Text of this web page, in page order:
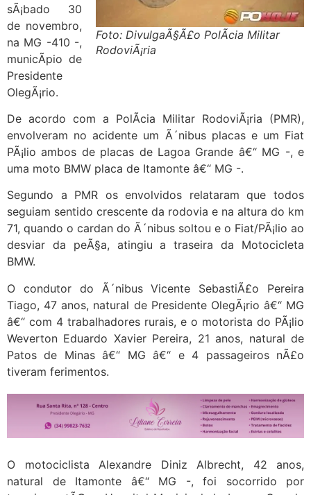
Foto: DivulgaÃ§Ã£o PolÃ­cia Militar
RodoviÃ¡ria
sÃ¡bado 30
de novembro,
na MG -410 -,
municÃ­pio de
Presidente
OlegÃ¡rio.
De acordo com a PolÃ­cia Militar RodoviÃ¡ria (PMR),
envolveram no acidente um Ã´nibus placas e um Fiat
PÃ¡lio ambos de placas de Lagoa Grande â€“ MG -, e
uma moto BMW placa de Itamonte â€“ MG -.
Segundo a PMR os envolvidos relataram que todos
seguiam sentido crescente da rodovia e na altura do km
71, quando o cardan do Ã´nibus soltou e o Fiat/PÃ¡lio ao
desviar da peÃ§a, atingiu a traseira da Motocicleta
BMW.
O condutor do Ã´nibus Vicente SebastiÃ£o Pereira
Tiago, 47 anos, natural de Presidente OlegÃ¡rio â€“ MG
â€“ com 4 trabalhadores rurais, e o motorista do PÃ¡lio
Weverton Eduardo Xavier Pereira, 21 anos, natural de
Patos de Minas â€“ MG â€“ e 4 passageiros nÃ£o
tiveram ferimentos.
O motociclista Alexandre Diniz Albrecht, 42 anos,
natural de Itamonte â€“ MG -, foi socorrido por